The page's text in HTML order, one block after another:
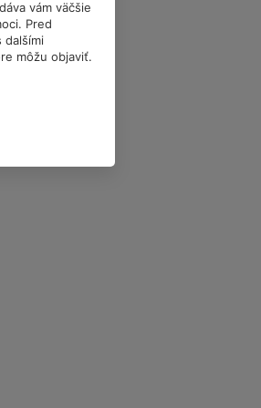
vám väčšie
Pred
dalšími
môžu objaviť.